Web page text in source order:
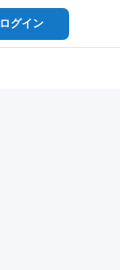
ログイン